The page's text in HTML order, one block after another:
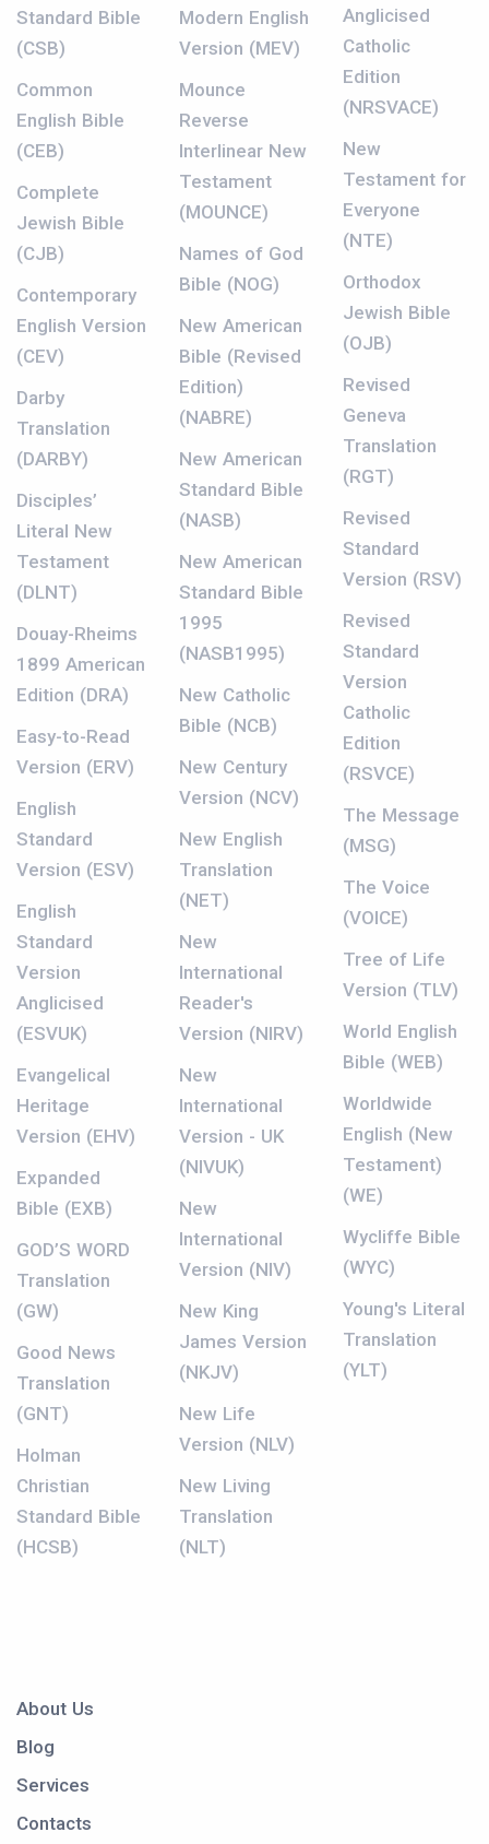
Standard Bible
(CSB)
Common
English Bible
(CEB)
Complete
Jewish Bible
(CJB)
Contemporary
English Version
(CEV)
Darby
Translation
(DARBY)
Disciples’
Literal New
Testament
(DLNT)
Douay-Rheims
1899 American
Edition (DRA)
Easy-to-Read
Version (ERV)
English
Standard
Version (ESV)
English
Standard
Version
Anglicised
(ESVUK)
Evangelical
Heritage
Version (EHV)
Expanded
Bible (EXB)
GOD’S WORD
Translation
(GW)
Good News
Translation
(GNT)
Holman
Christian
Standard Bible
(HCSB)
Modern English
Version (MEV)
Mounce
Reverse
Interlinear New
Testament
(MOUNCE)
Names of God
Bible (NOG)
New American
Bible (Revised
Edition)
(NABRE)
New American
Standard Bible
(NASB)
New American
Standard Bible
1995
(NASB1995)
New Catholic
Bible (NCB)
New Century
Version (NCV)
New English
Translation
(NET)
New
International
Reader's
Version (NIRV)
New
International
Version - UK
(NIVUK)
New
International
Version (NIV)
New King
James Version
(NKJV)
New Life
Version (NLV)
New Living
Translation
(NLT)
Anglicised
Catholic
Edition
(NRSVACE)
New
Testament for
Everyone
(NTE)
Orthodox
Jewish Bible
(OJB)
Revised
Geneva
Translation
(RGT)
Revised
Standard
Version (RSV)
Revised
Standard
Version
Catholic
Edition
(RSVCE)
The Message
(MSG)
The Voice
(VOICE)
Tree of Life
Version (TLV)
World English
Bible (WEB)
Worldwide
English (New
Testament)
(WE)
Wycliffe Bible
(WYC)
Young's Literal
Translation
(YLT)
About Us
Blog
Services
Contacts